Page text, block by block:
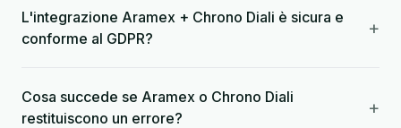
L'integrazione Aramex + Chrono Diali è sicura e
conforme al GDPR?
+
Cosa succede se Aramex o Chrono Diali
restituiscono un errore?
+